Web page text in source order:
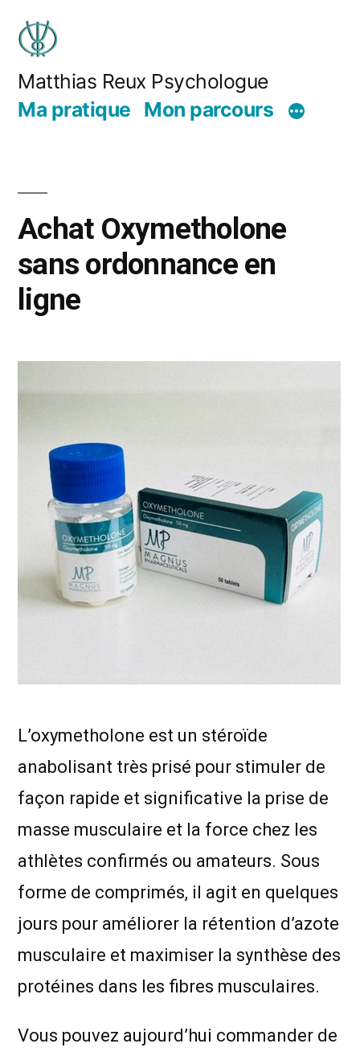
Matthias Reux Psychologue
Ma pratique Mon parcours
Achat Oxymetholone
sans ordonnance en
ligne
L’oxymetholone est un stéroïde
anabolisant très prisé pour stimuler de
façon rapide et significative la prise de
masse musculaire et la force chez les
athlètes confirmés ou amateurs. Sous
forme de comprimés, il agit en quelques
jours pour améliorer la rétention d’azote
musculaire et maximiser la synthèse des
protéines dans les fibres musculaires.
Vous pouvez aujourd’hui commander de